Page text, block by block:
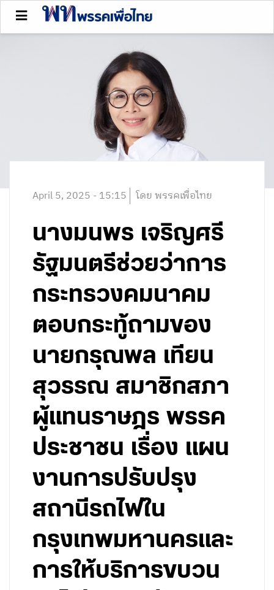
April 5, 2025 - 15:15 โดย พรรคเพื่อไทย
นางมนพร เจริญศรี
รัฐมนตรีช่วยว่าการ
กระทรวงคมนาคม
ตอบกระทู้ถามของ
นายกรุณพล เทียน
สุวรรณ สมาชิกสภา
ผู้แทนราษฎร พรรค
ประชาชน เรื่อง แผน
งานการปรับปรุง
สถานีรถไฟใน
กรุงเทพมหานครและ
การให้บริการขบวน